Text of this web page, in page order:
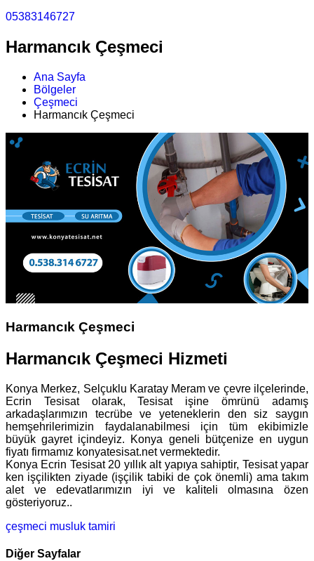
05383146727
Harmancık Çeşmeci
Ana Sayfa
Bölgeler
Çeşmeci
Harmancık Çeşmeci
Harmancık Çeşmeci
Harmancık Çeşmeci Hizmeti
Konya Merkez, Selçuklu Karatay Meram ve çevre ilçelerinde,
Ecrin Tesisat olarak, Tesisat işine ömrünü adamış
arkadaşlarımızın tecrübe ve yeteneklerin den siz saygın
hemşehrilerimizin faydalanabilmesi için tüm ekibimizle
büyük gayret içindeyiz. Konya geneli bütçenize en uygun
fiyatı firmamız konyatesisat.net vermektedir.
Konya Ecrin Tesisat 20 yıllık alt yapıya sahiptir, Tesisat yapar
ken işçilikten ziyade (işçilik tabiki de çok önemli) ama takım
alet ve edevatlarımızın iyi ve kaliteli olmasına özen
gösteriyoruz..
çeşmeci musluk tamiri
Diğer Sayfalar